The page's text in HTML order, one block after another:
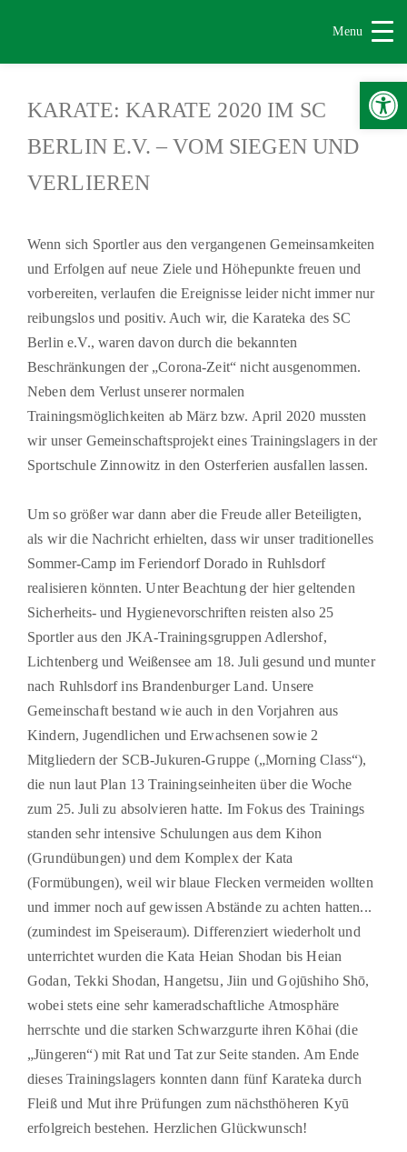
Menu
KARATE: KARATE 2020 IM SC
BERLIN E.V. – VOM SIEGEN UND
VERLIEREN
Wenn sich Sportler aus den vergangenen Gemeinsamkeiten
und Erfolgen auf neue Ziele und Höhepunkte freuen und
vorbereiten, verlaufen die Ereignisse leider nicht immer nur
reibungslos und positiv. Auch wir, die Karateka des SC
Berlin e.V., waren davon durch die bekannten
Beschränkungen der „Corona-Zeit“ nicht ausgenommen.
Neben dem Verlust unserer normalen
Trainingsmöglichkeiten ab März bzw. April 2020 mussten
wir unser Gemeinschaftsprojekt eines Trainingslagers in der
Sportschule Zinnowitz in den Osterferien ausfallen lassen.
Um so größer war dann aber die Freude aller Beteiligten,
als wir die Nachricht erhielten, dass wir unser traditionelles
Sommer-Camp im Feriendorf Dorado in Ruhlsdorf
realisieren könnten. Unter Beachtung der hier geltenden
Sicherheits- und Hygienevorschriften reisten also 25
Sportler aus den JKA-Trainingsgruppen Adlershof,
Lichtenberg und Weißensee am 18. Juli gesund und munter
nach Ruhlsdorf ins Brandenburger Land. Unsere
Gemeinschaft bestand wie auch in den Vorjahren aus
Kindern, Jugendlichen und Erwachsenen sowie 2
Mitgliedern der SCB-Jukuren-Gruppe („Morning Class“),
die nun laut Plan 13 Trainingseinheiten über die Woche
zum 25. Juli zu absolvieren hatte. Im Fokus des Trainings
standen sehr intensive Schulungen aus dem Kihon
(Grundübungen) und dem Komplex der Kata
(Formübungen), weil wir blaue Flecken vermeiden wollten
und immer noch auf gewissen Abstände zu achten hatten...
(zumindest im Speiseraum). Differenziert wiederholt und
unterrichtet wurden die Kata Heian Shodan bis Heian
Godan, Tekki Shodan, Hangetsu, Jiin und Gojūshiho Shō,
wobei stets eine sehr kameradschaftliche Atmosphäre
herrschte und die starken Schwarzgurte ihren Kōhai (die
„Jüngeren“) mit Rat und Tat zur Seite standen. Am Ende
dieses Trainingslagers konnten dann fünf Karateka durch
Fleiß und Mut ihre Prüfungen zum nächsthöheren Kyū
erfolgreich bestehen. Herzlichen Glückwunsch!